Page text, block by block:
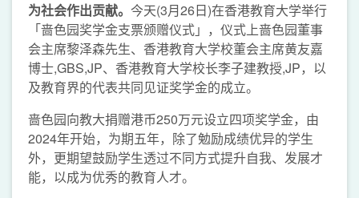
为社会作出贡献。 今天(3月26日)在香港教育大学举行
「啬色园奖学金支票颁赠仪式」，仪式上啬色园董事
会主席黎泽森先生、香港教育大学校董会主席黄友嘉
博士,GBS,JP、香港教育大学校长李子建教授,JP，以
及教育界的代表共同见证奖学金的成立。
啬色园向教大捐赠港币250万元设立四项奖学金，由
2024年开始，为期五年，除了勉励成绩优异的学生
外，更期望鼓励学生透过不同方式提升自我、发展才
能，以成为优秀的教育人才。